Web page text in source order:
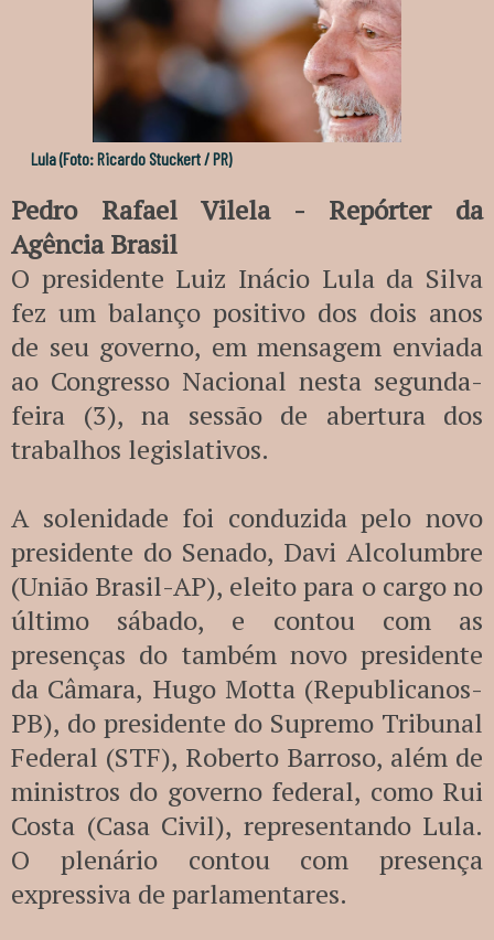
Lula (Foto: Ricardo Stuckert / PR)
Pedro Rafael Vilela - Repórter da
Agência Brasil
O presidente Luiz Inácio Lula da Silva
fez um balanço positivo dos dois anos
de seu governo, em mensagem enviada
ao Congresso Nacional nesta segunda-
feira (3), na sessão de abertura dos
trabalhos legislativos.
A solenidade foi conduzida pelo novo
presidente do Senado, Davi Alcolumbre
(União Brasil-AP), eleito para o cargo no
último sábado, e contou com as
presenças do também novo presidente
da Câmara, Hugo Motta (Republicanos-
PB), do presidente do Supremo Tribunal
Federal (STF), Roberto Barroso, além de
ministros do governo federal, como Rui
Costa (Casa Civil), representando Lula.
O plenário contou com presença
expressiva de parlamentares.